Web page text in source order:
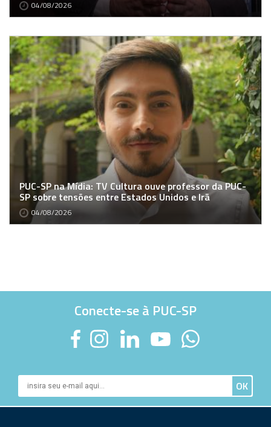
04/08/2026
PUC-SP na Mídia: TV Cultura ouve professor da PUC-
SP sobre tensões entre Estados Unidos e Irã
04/08/2026
Conecte-se à PUC-SP